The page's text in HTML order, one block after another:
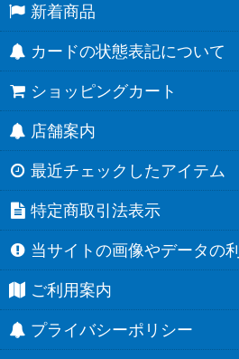
新着商品
カードの状態表記について
ショッピングカート
店舗案内
最近チェックしたアイテム
特定商取引法表示
当サイトの画像やデータの
ご利用案内
プライバシーポリシー